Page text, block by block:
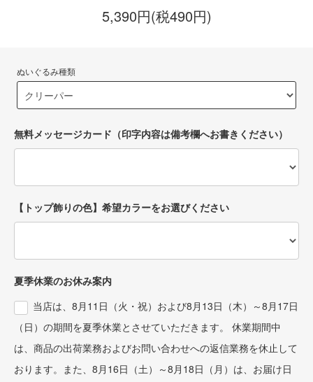
5,390円(税490円)
ぬいぐるみ種類
無料メッセージカード（印字内容は備考欄へお書きください）
【トップ飾りの色】希望カラーをお選びください
夏季休業のお休み案内
当店は、8月11日（火・祝）および8月13日（木）～8月17日
（日）の期間を夏季休業とさせていただきます。 休業期間中
は、商品の出荷業務およびお問い合わせへの返信業務を休止して
おります。また、8月16日（土）～8月18日（月）は、お届け日